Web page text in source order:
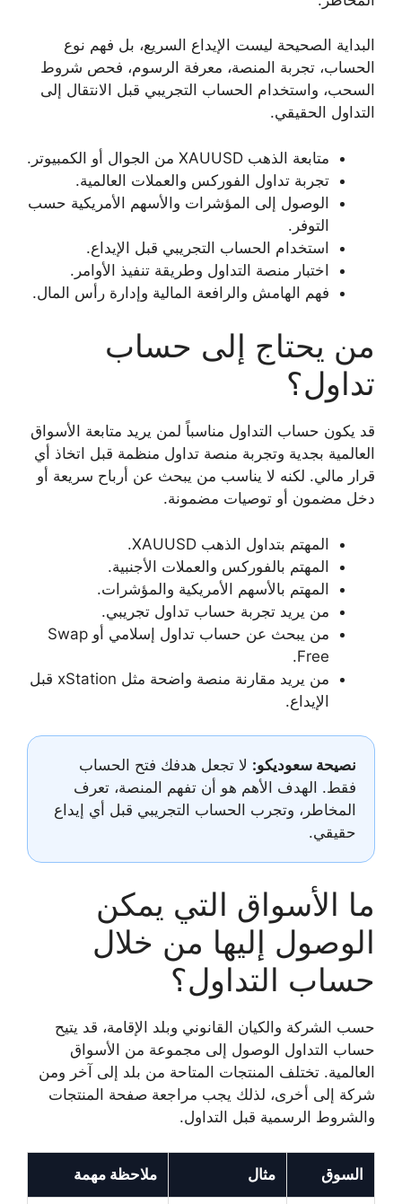
البداية الصحيحة ليست الإيداع السريع، بل فهم نوع
الحساب، تجربة المنصة، معرفة الرسوم، فحص شروط
السحب، واستخدام الحساب التجريبي قبل الانتقال إلى
التداول الحقيقي.
متابعة الذهب XAUUSD من الجوال أو الكمبيوتر.
تجربة تداول الفوركس والعملات العالمية.
الوصول إلى المؤشرات والأسهم الأمريكية حسب
التوفر.
استخدام الحساب التجريبي قبل الإيداع.
اختبار منصة التداول وطريقة تنفيذ الأوامر.
فهم الهامش والرافعة المالية وإدارة رأس المال.
من يحتاج إلى حساب
تداول؟
قد يكون حساب التداول مناسباً لمن يريد متابعة الأسواق
العالمية بجدية وتجربة منصة تداول منظمة قبل اتخاذ أي
قرار مالي. لكنه لا يناسب من يبحث عن أرباح سريعة أو
دخل مضمون أو توصيات مضمونة.
المهتم بتداول الذهب XAUUSD.
المهتم بالفوركس والعملات الأجنبية.
المهتم بالأسهم الأمريكية والمؤشرات.
من يريد تجربة حساب تداول تجريبي.
من يبحث عن حساب تداول إسلامي أو Swap
Free.
من يريد مقارنة منصة واضحة مثل xStation قبل
الإيداع.
نصيحة سعوديكو: لا تجعل هدفك فتح الحساب
فقط. الهدف الأهم هو أن تفهم المنصة، تعرف
المخاطر، وتجرب الحساب التجريبي قبل أي إيداع
حقيقي.
ما الأسواق التي يمكن
الوصول إليها من خلال
حساب التداول؟
حسب الشركة والكيان القانوني وبلد الإقامة، قد يتيح
حساب التداول الوصول إلى مجموعة من الأسواق
العالمية. تختلف المنتجات المتاحة من بلد إلى آخر ومن
شركة إلى أخرى، لذلك يجب مراجعة صفحة المنتجات
والشروط الرسمية قبل التداول.
السوق مثال ملاحظة مهمة